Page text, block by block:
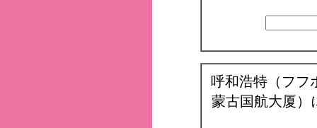
呼和浩特（フフ
蒙古国航大厦）